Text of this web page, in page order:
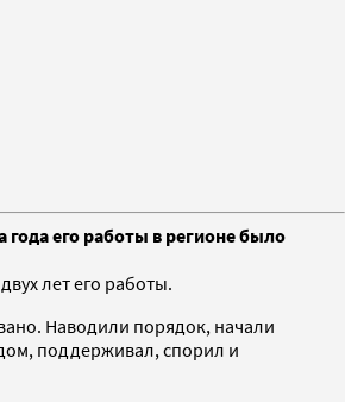
года его работы в регионе было
лет его работы.
Наводили порядок, начали
поддерживал, спорил и